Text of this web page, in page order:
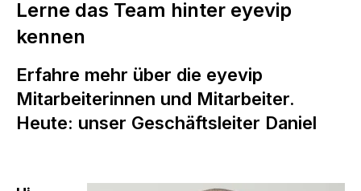
Lerne das Team hinter eyevip
kennen
Erfahre mehr über die eyevip
Mitarbeiterinnen und Mitarbeiter.
Heute: unser Geschäftsleiter Daniel